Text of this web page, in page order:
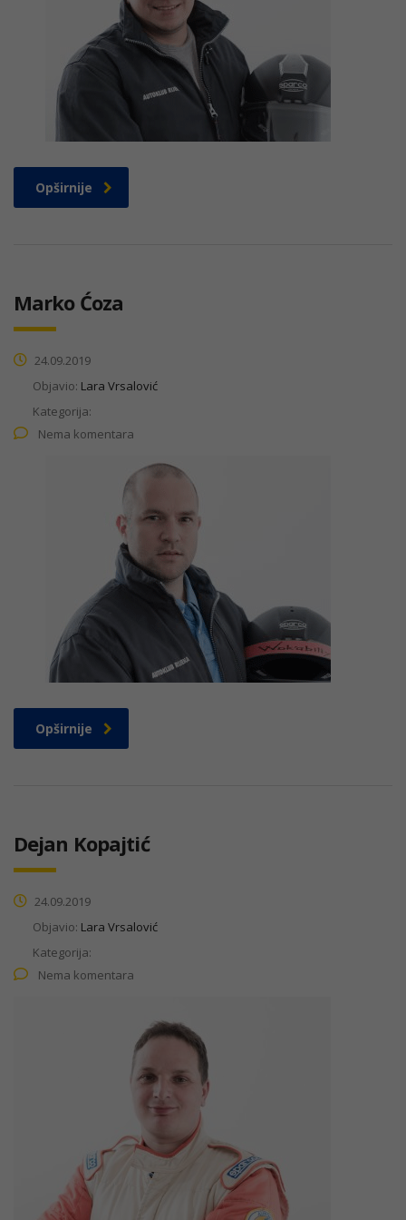
Opširnije
Marko Ćoza
24.09.2019
Objavio: Lara Vrsalović
Kategorija:
Nema komentara
Opširnije
Dejan Kopajtić
24.09.2019
Objavio: Lara Vrsalović
Kategorija:
Nema komentara